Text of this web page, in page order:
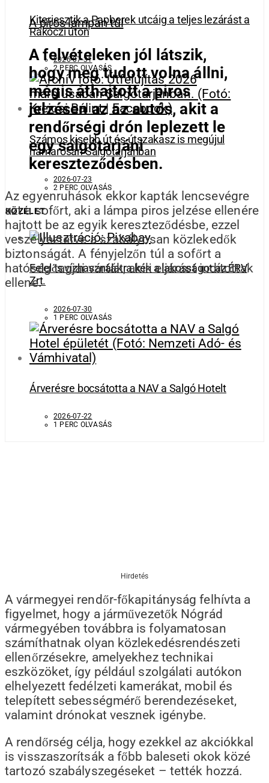
Kiterjesztik a Papberek utcáig a teljes lezárást a
Rákóczi úton
2026-07-31
2 PERC OLVASÁS
Számos kisebb út és útszakasz is megújul
hamarosan Salgótarjánban
2026-07-23
2 PERC OLVASÁS
KÖZÉLET
Felelős vízhasználatra kéri a lakosságot az ÉRV
Zrt.
2026-07-30
1 PERC OLVASÁS
Árverésre bocsátotta a NAV a Salgó Hotelt
2026-07-22
1 PERC OLVASÁS
A piros lámpán túl
A felvételeken jól látszik,
hogy meg tudott volna állni,
mégis áthajtott a piros
jelzésen az az autós, akit a
rendőrségi drón leplezett le
egy salgótarjáni
kereszteződésben.
Az egyenruhások ekkor kapták lencsevégre
azt a sofőrt, aki a lámpa piros jelzése ellenére
hajtott be az egyik kereszteződésbe, ezzel
veszélyeztetve a szabályosan közlekedők
biztonságát. A fényjelzőn túl a sofőrt a
hatóság tagjai várták, akik eljárást indítottak
ellene.
Hirdetés
A vármegyei rendőr-főkapitányság felhívta a
figyelmet, hogy a járművezetők Nógrád
vármegyében továbbra is folyamatosan
számíthatnak olyan közlekedésrendészeti
ellenőrzésekre, amelyekhez technikai
eszközöket, így például szolgálati autókon
elhelyezett fedélzeti kamerákat, mobil és
telepített sebességmérő berendezéseket,
valamint drónokat vesznek igénybe.
A rendőrség célja, hogy ezekkel az akciókkal
is visszaszorítsák a főbb baleseti okok közé
tartozó szabályszegéseket – tették hozzá.